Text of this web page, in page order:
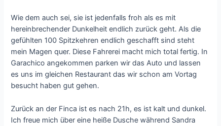
Wie dem auch sei, sie ist jedenfalls froh als es mit
hereinbrechender Dunkelheit endlich zurück geht. Als die
gefühlten 100 Spitzkehren endlich geschafft sind steht
mein Magen quer. Diese Fahrerei macht mich total fertig. In
Garachico angekommen parken wir das Auto und lassen
es uns im gleichen Restaurant das wir schon am Vortag
besucht haben gut gehen.
Zurück an der Finca ist es nach 21h, es ist kalt und dunkel.
Ich freue mich über eine heiße Dusche während Sandra